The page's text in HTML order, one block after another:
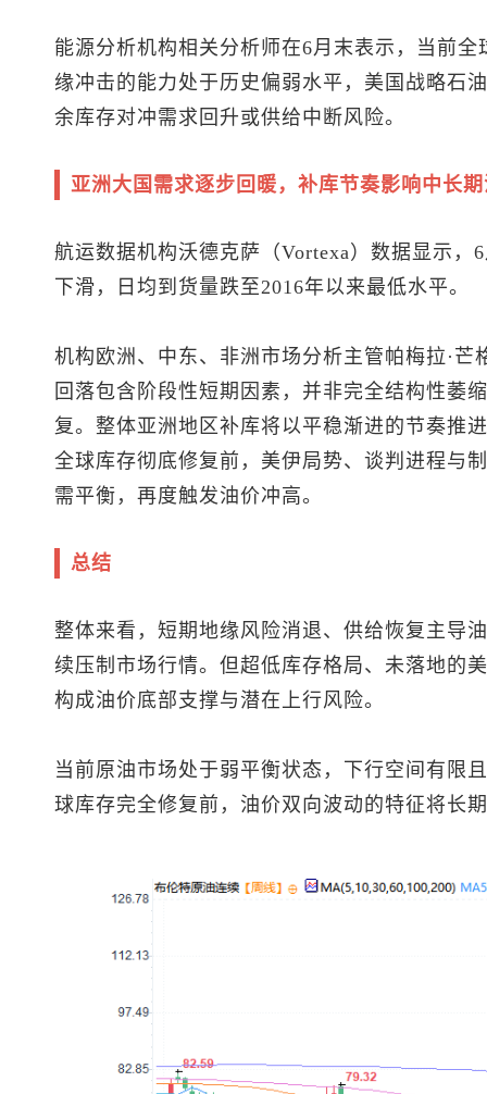
能源分析机构相关分析师在6月末表示，当前
缘冲击的能力处于历史偏弱水平，美国战略石
余库存对冲需求回升或供给中断风险。
亚洲大国需求逐步回暖，补库节奏影响中长
航运数据机构沃德克萨（Vortexa）数据显示
下滑，日均到货量跌至2016年以来最低水平。
机构欧洲、中东、非洲市场分析主管帕梅拉·芒
回落包含阶段性短期因素，并非完全结构性萎
复。整体亚洲地区补库将以平稳渐进的节奏推
全球库存彻底修复前，美伊局势、谈判进程与
需平衡，再度触发油价冲高。
总结
整体来看，短期地缘风险消退、供给恢复主导
续压制市场行情。但超低库存格局、未落地的
构成油价底部支撑与潜在上行风险。
当前原油市场处于弱平衡状态，下行空间有限
球库存完全修复前，油价双向波动的特征将长